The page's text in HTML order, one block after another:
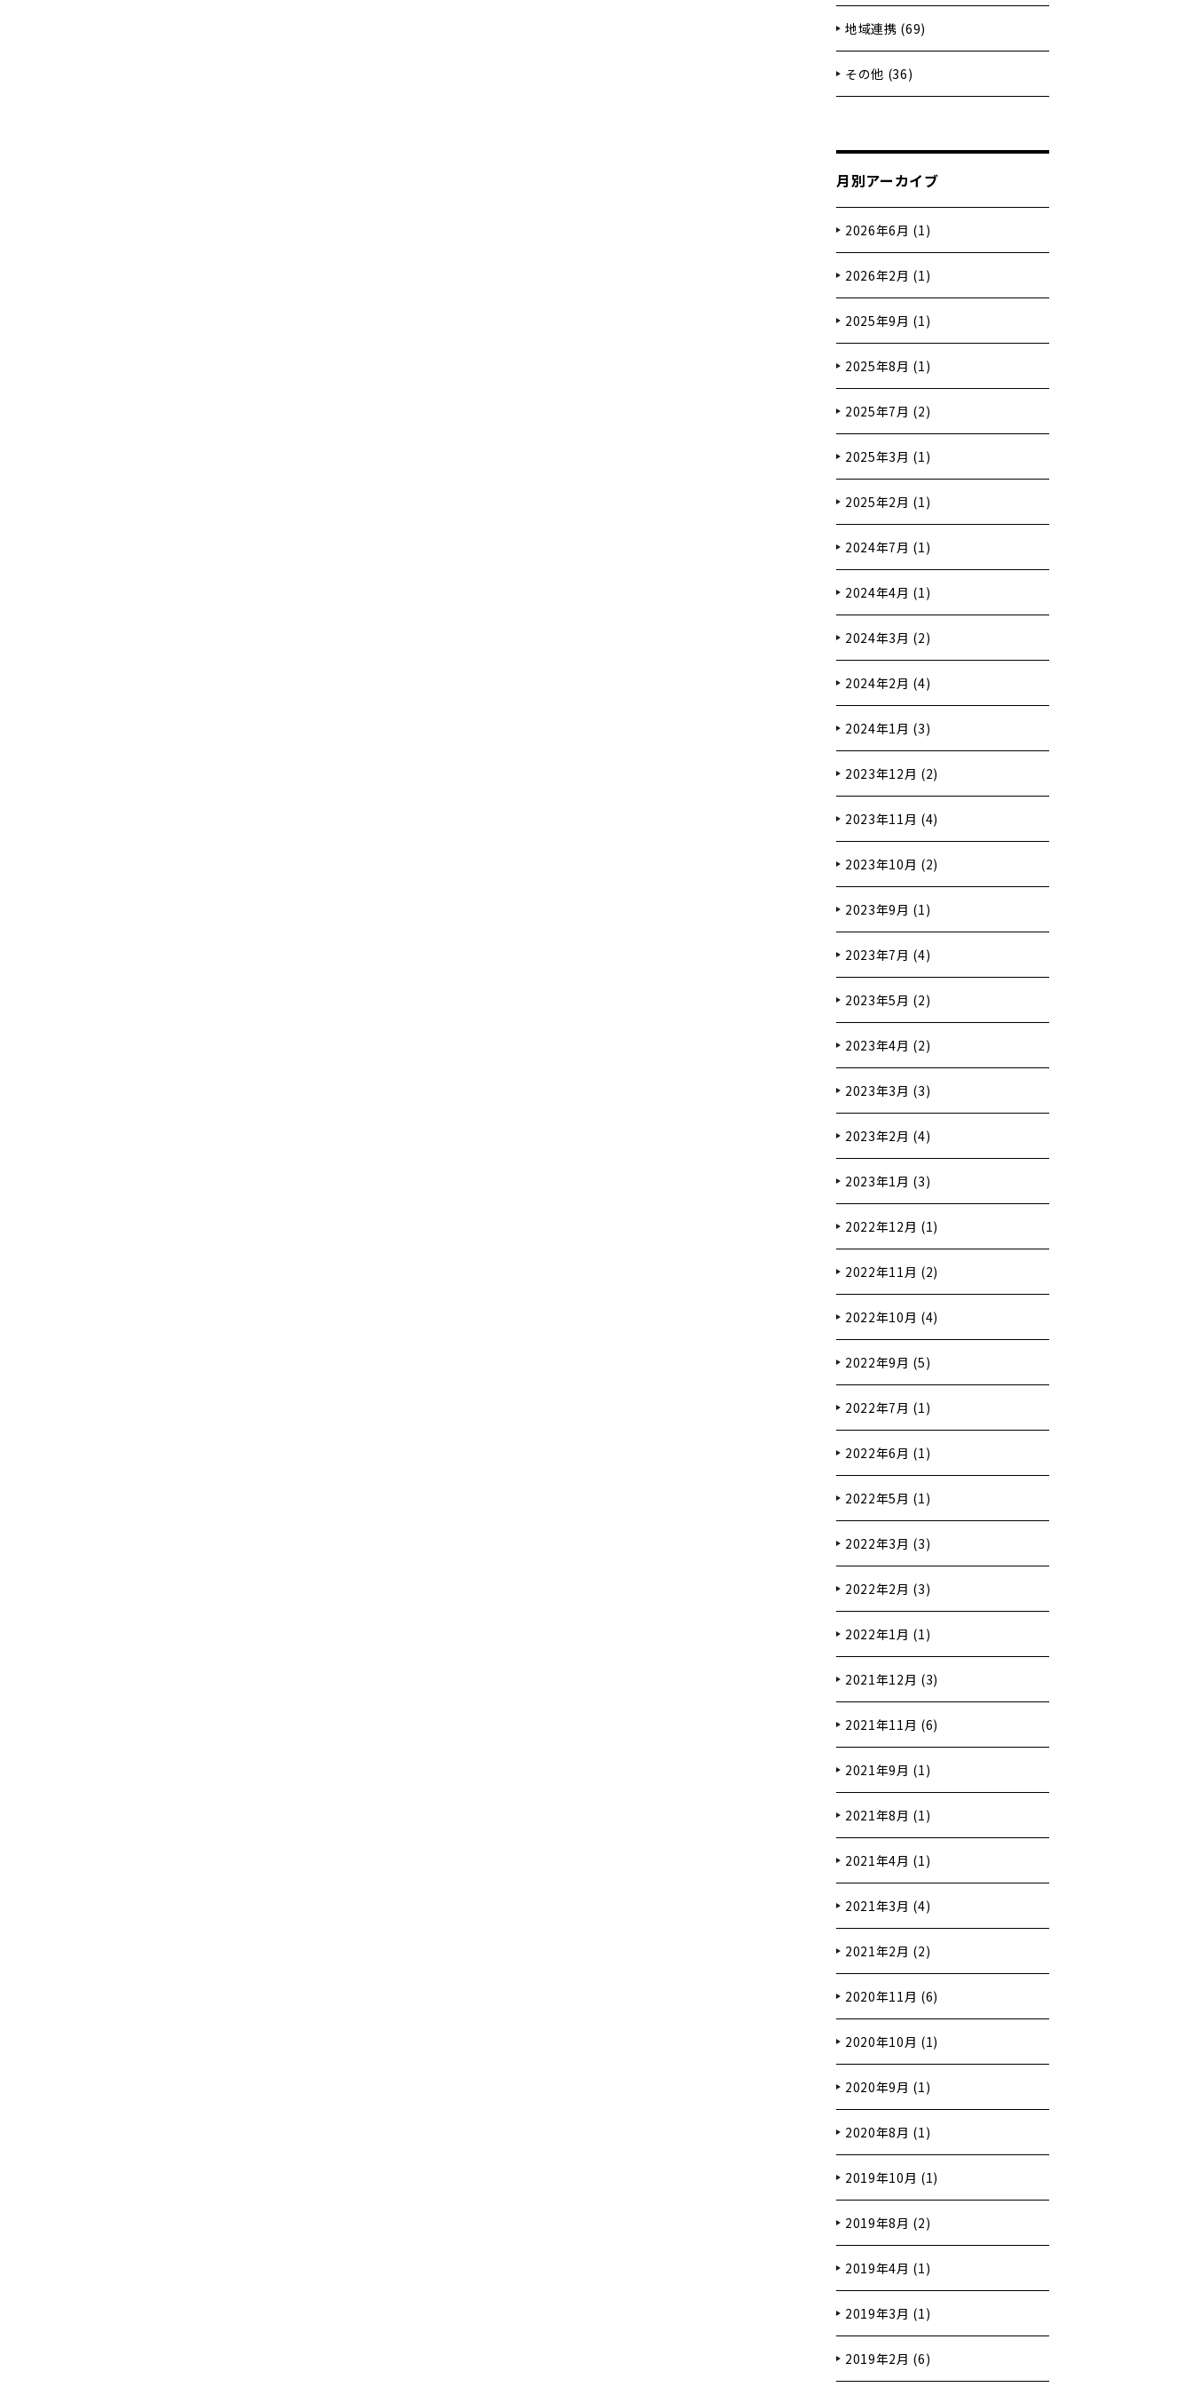
地域連携 (69)
その他 (36)
月別アーカイブ
2026年6月 (1)
2026年2月 (1)
2025年9月 (1)
2025年8月 (1)
2025年7月 (2)
2025年3月 (1)
2025年2月 (1)
2024年7月 (1)
2024年4月 (1)
2024年3月 (2)
2024年2月 (4)
2024年1月 (3)
2023年12月 (2)
2023年11月 (4)
2023年10月 (2)
2023年9月 (1)
2023年7月 (4)
2023年5月 (2)
2023年4月 (2)
2023年3月 (3)
2023年2月 (4)
2023年1月 (3)
2022年12月 (1)
2022年11月 (2)
2022年10月 (4)
2022年9月 (5)
2022年7月 (1)
2022年6月 (1)
2022年5月 (1)
2022年3月 (3)
2022年2月 (3)
2022年1月 (1)
2021年12月 (3)
2021年11月 (6)
2021年9月 (1)
2021年8月 (1)
2021年4月 (1)
2021年3月 (4)
2021年2月 (2)
2020年11月 (6)
2020年10月 (1)
2020年9月 (1)
2020年8月 (1)
2019年10月 (1)
2019年8月 (2)
2019年4月 (1)
2019年3月 (1)
2019年2月 (6)